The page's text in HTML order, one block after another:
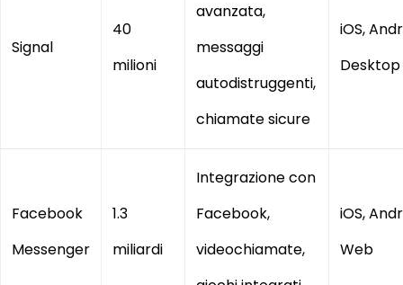
Signal
40
milioni
avanzata,
messaggi
autodistruggenti,
chiamate sicure
iOS,
Desktop
Facebook
Messenger
1.3
miliardi
Integrazione con
Facebook,
videochiamate,
iOS,
Web